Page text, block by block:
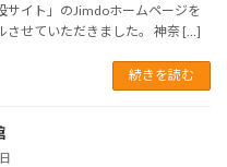
サイト」のJimdoホームページを
させていただきました。 神奈 […]
続きを読む